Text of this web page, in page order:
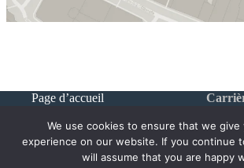
Page d’accueil
Nos Services
Équipe
Un Art de Vivre
We use cookies to ensure that we
experience on our website. If you continue
will assume that you are happy